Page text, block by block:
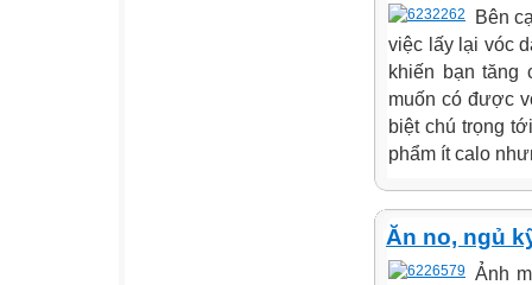
Bên
việc lấy lại vóc
khiến bạn tăng
muốn có được
biệt chú trọng
phẩm ít calo
Ăn no, ngủ
Ảnh